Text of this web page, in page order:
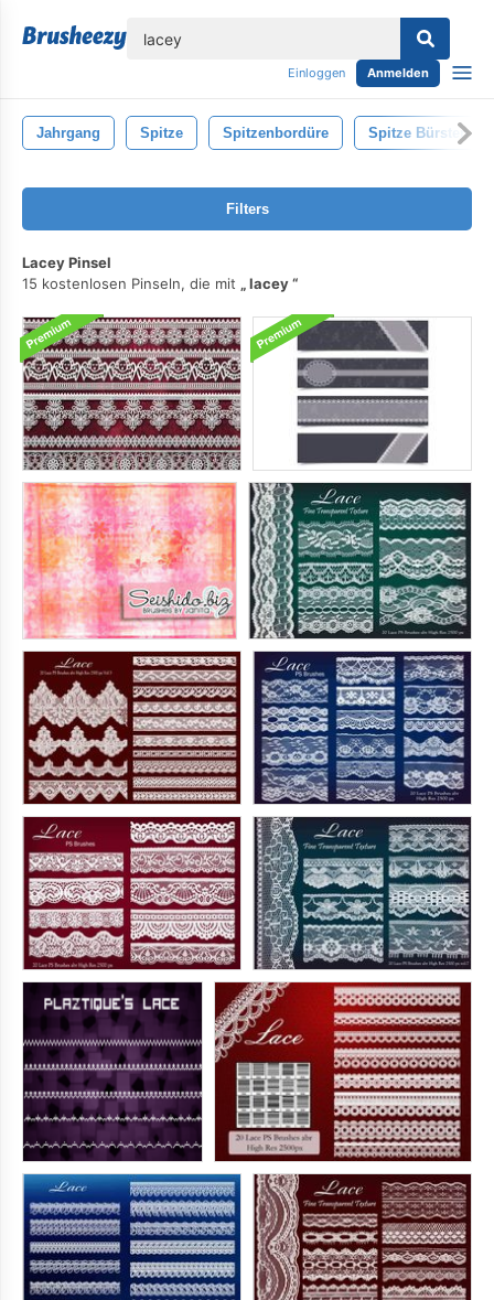
Einloggen Anmelden
Jahrgang Spitze Spitzenbordüre Spitze Bürsten
Filters
Lacey Pinsel
15 kostenlosen Pinseln, die mit
lacey